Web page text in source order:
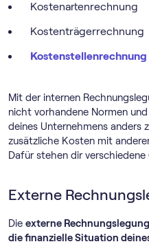
Kostenartenrechnung
Kostenträgerrechnung
Kostenstellenrechnung
Mit der internen
nicht vorhandene Normen
deines Unternehmens anders
zusätzliche Kosten mit
Dafür stehen dir
Externe
Die externe Rechnungslegung
die finanzielle Situation